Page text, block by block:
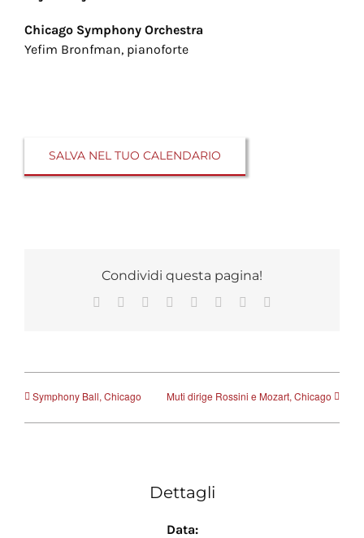
Chicago Symphony Orchestra
Yefim Bronfman, pianoforte
SALVA NEL TUO CALENDARIO
Condividi questa pagina!
Facebook Reddit LinkedIn
TumblrPinterest
Symphony Ball, Chicago Muti dirige Rossini e Mozart, Chicago
Dettagli
Data: